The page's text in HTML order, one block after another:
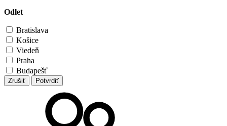
Odlet
Bratislava
Košice
Viedeň
Praha
Budapešť
Zrušiť Potvrdiť